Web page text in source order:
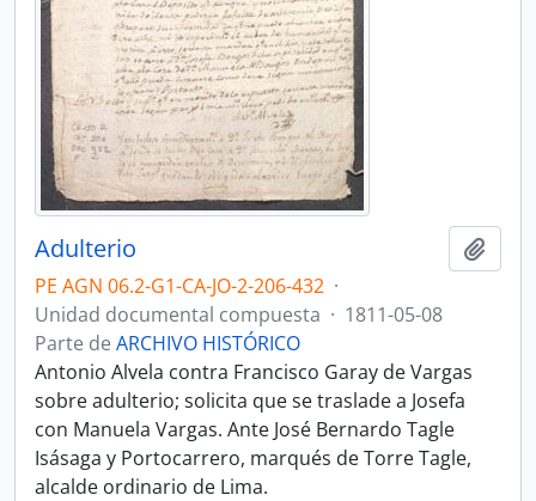
Adulterio
PE AGN 06.2-G1-CA-JO-2-206-432 ·
Unidad documental compuesta · 1811-05-08
Parte de ARCHIVO HISTÓRICO
Antonio Alvela contra Francisco Garay de Vargas
sobre adulterio; solicita que se traslade a Josefa
con Manuela Vargas. Ante José Bernardo Tagle
Isásaga y Portocarrero, marqués de Torre Tagle,
alcalde ordinario de Lima.